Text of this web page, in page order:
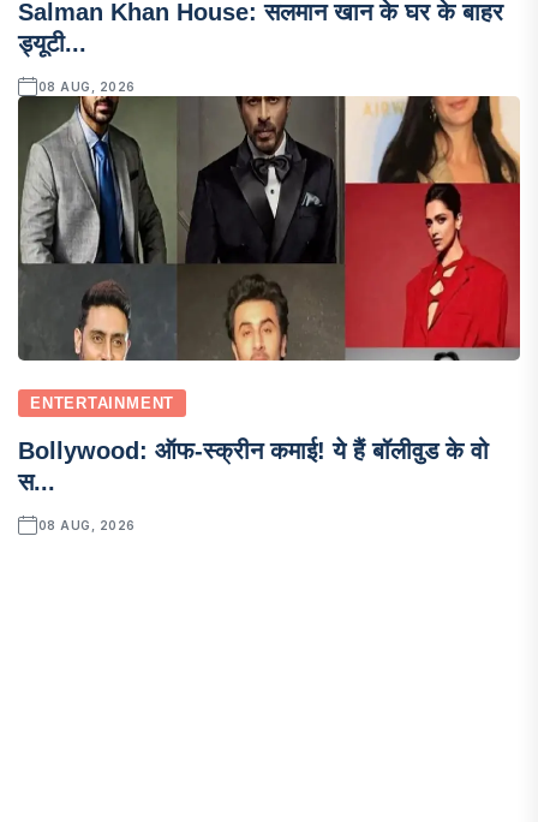
Salman Khan House: सलमान खान के घर के बाहर
ड्यूटी...
08 AUG, 2026
ENTERTAINMENT
Bollywood: ऑफ-स्क्रीन कमाई! ये हैं बॉलीवुड के वो
स...
08 AUG, 2026